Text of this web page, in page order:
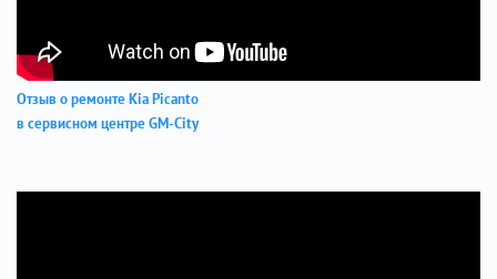
Отзыв о ремонте Kia Picanto
в сервисном центре GM-City